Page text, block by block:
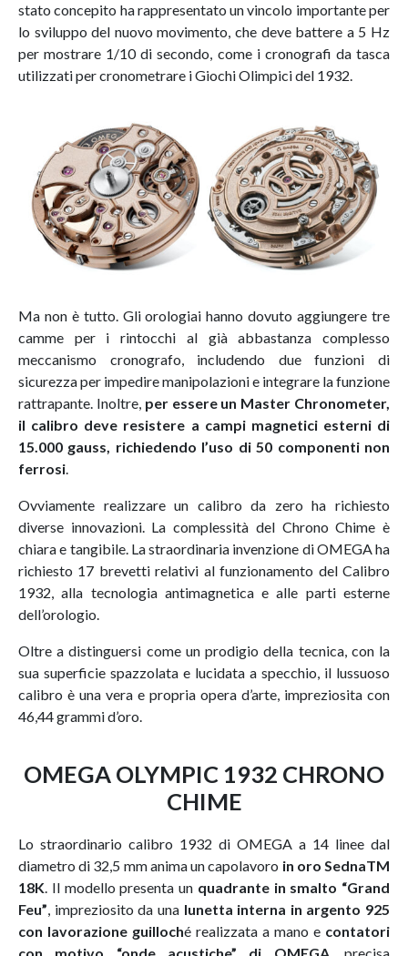
stato concepito ha rappresentato un vincolo importante per
lo sviluppo del nuovo movimento, che deve battere a 5 Hz
per mostrare 1/10 di secondo, come i cronografi da tasca
utilizzati per cronometrare i Giochi Olimpici del 1932.
Ma non è tutto. Gli orologiai hanno dovuto aggiungere tre
camme per i rintocchi al già abbastanza complesso
meccanismo cronografo, includendo due funzioni di
sicurezza per impedire manipolazioni e integrare la funzione
rattrapante. Inoltre, per essere un Master Chronometer,
il calibro deve resistere a campi magnetici esterni di
15.000 gauss, richiedendo l’uso di 50 componenti non
ferrosi
Ovviamente realizzare un calibro da zero ha richiesto
diverse innovazioni. La complessità del Chrono Chime è
chiara e tangibile. La straordinaria invenzione di OMEGA ha
richiesto 17 brevetti relativi al funzionamento del Calibro
1932, alla tecnologia antimagnetica e alle parti esterne
dell’orologio.
Oltre a distinguersi come un prodigio della tecnica, con la
sua superficie spazzolata e lucidata a specchio, il lussuoso
calibro è una vera e propria opera d’arte, impreziosita con
46,44 grammi d’oro.
OMEGA OLYMPIC 1932 CHRONO
CHIME
Lo straordinario calibro 1932 di OMEGA a 14 linee dal
diametro di 32,5 mm anima un capolavoro in oro SednaTM
18K . Il modello presenta un quadrante in smalto “Grand
Feu” , impreziosito da una lunetta interna in argento 925
con lavorazione guilloché realizzata a mano e contatori
con motivo “onde acustiche” di OMEGA , precisa